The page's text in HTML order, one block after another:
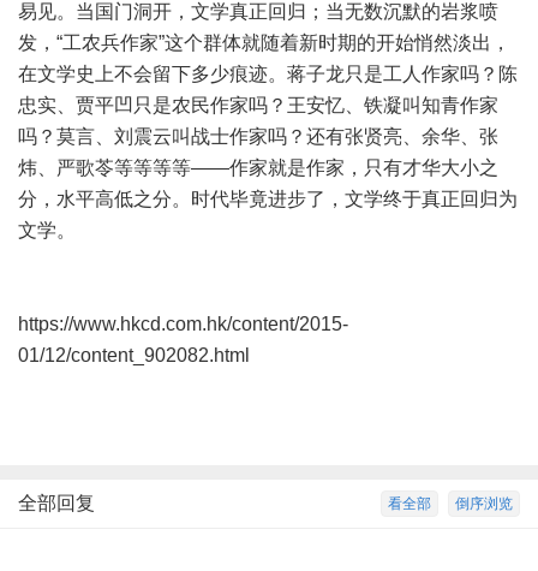
易见。当国门洞开，文学真正回归；当无数沉默的岩浆喷
发，“工农兵作家”这个群体就随着新时期的开始悄然淡出，
在文学史上不会留下多少痕迹。蒋子龙只是工人作家吗？陈
忠实、贾平凹只是农民作家吗？王安忆、铁凝叫知青作家
吗？莫言、刘震云叫战士作家吗？还有张贤亮、余华、张
炜、严歌苓等等等等——作家就是作家，只有才华大小之
分，水平高低之分。时代毕竟进步了，文学终于真正回归为
文学。
https://www.hkcd.com.hk/content/2015-
01/12/content_902082.html
倒序浏览
看全部
全部回复